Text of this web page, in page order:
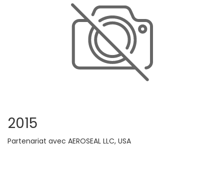
2015
Partenariat avec AEROSEAL LLC, USA